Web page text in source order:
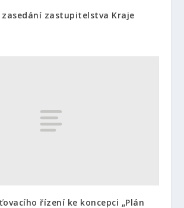
zasedání zastupitelstva Kraje
řízení ke koncepci „Plán